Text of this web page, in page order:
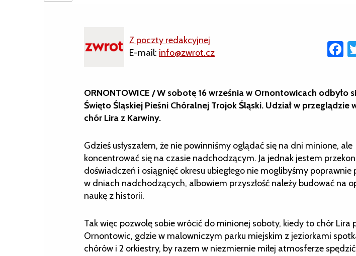
Z poczty redakcyjnej
E-mail: info@zwrot.cz
ORNONTOWICE / W sobotę 16 września w Ornontowicach odbyło
Święto Śląskiej Pieśni Chóralnej Trojok Śląski. Udział w przeglądzie
chór Lira z Karwiny.
Gdzieś usłyszałem, że nie powinniśmy oglądać się na dni minione, ale
koncentrować się na czasie nadchodzącym. Ja jednak jestem
doświadczeń i osiągnięć okresu ubiegłego nie moglibyśmy poprawnie
w dniach nadchodzących, albowiem przyszłość należy budować na
naukę z historii.
Tak więc pozwolę sobie wrócić do minionej soboty, kiedy to chór Lira
Ornontowic, gdzie w malowniczym parku miejskim z jeziorkami
chórów i 2 orkiestry, by razem w niezmiernie miłej atmosferze